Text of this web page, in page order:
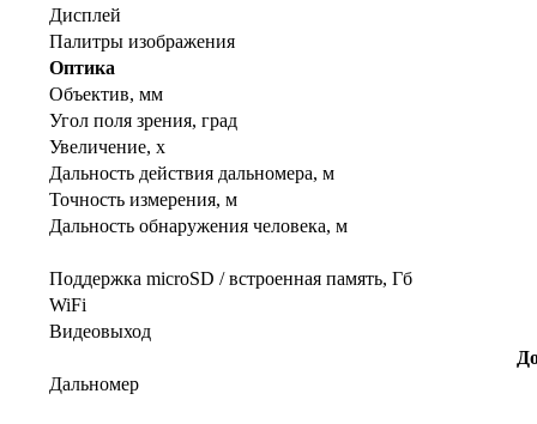
Дисплей
Палитры изображения
Оптика
Объектив, мм
Угол поля зрения, град
Увеличение, х
Дальность действия дальномера, м
Точность измерения, м
Дальность обнаружения человека, м
Поддержка microSD / встроенная память, Гб
WiFi
Видеовыход
Дальномер